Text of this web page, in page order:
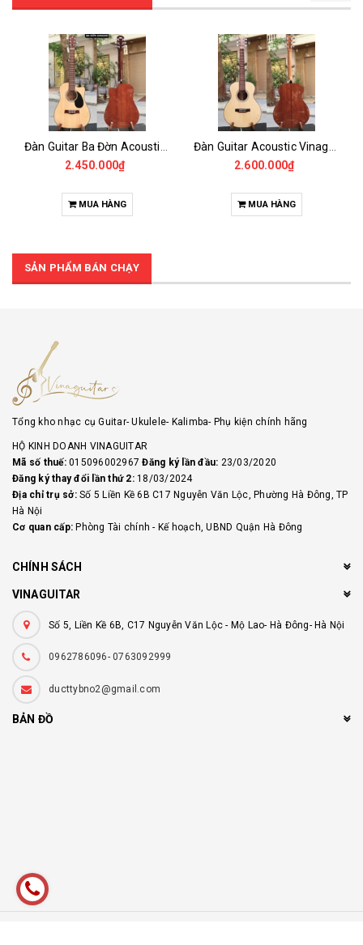
2.450.000₫
MUA HÀNG
2.600.000₫
MUA HÀNG
SẢN PHẨM BÁN CHẠY
Tổng kho nhạc cụ Guitar- Ukulele- Kalimba- Phụ kiện chính hãng
HỘ KINH DOANH VINAGUITAR
Mã số thuế:015096002967Đăng ký lần đầu: 23/03/2020
Đăng ký thay đổi lần thứ 2:18/03/2024
Địa chỉ trụ sở:Số 5 Liền Kề 6B C17 Nguyễn Văn Lộc, Phường Hà Đông, TP
Hà Nội
Cơ quan cấp: Phòng Tài chính - Kế hoạch, UBND Quận Hà Đông
CHÍNH SÁCH
VINAGUITAR
Số 5, Liền Kề 6B, C17 Nguyễn Văn Lộc - Mộ Lao- Hà Đông- Hà Nội
0962786096- 0763092999
ducttybno2@gmail.com
BẢN ĐỒ